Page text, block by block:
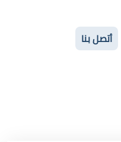
أتصل بنا